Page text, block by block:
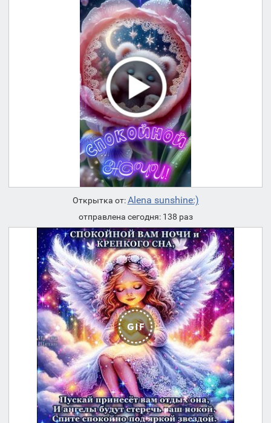
Открытка от:Alena sunshine:)
отправлена сегодня: 138 раз